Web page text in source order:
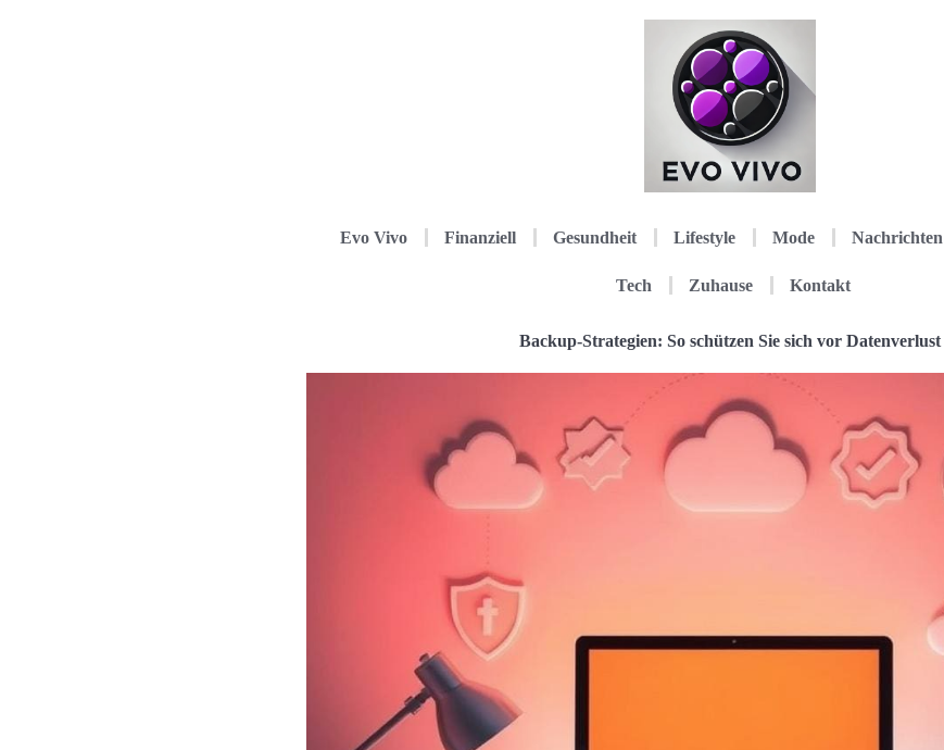
Evo Vivo Finanziell Gesundheit Lifestyle Mode Nachrichten
Tech Zuhause Kontakt
Backup-Strategien: So schützen Sie sich vor Datenverlust